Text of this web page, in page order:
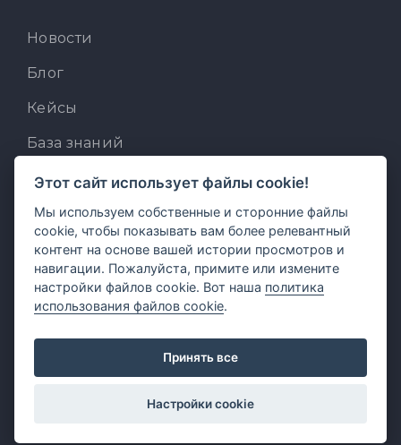
Новости
Блог
Кейсы
База знаний
Для разработчиков
Встроенный AI-ассистент
MCP для AI-клиентов
Отзывы и предложения
Этот сайт использует файлы cookie!
Мы используем собственные и сторонние файлы
cookie, чтобы показывать вам более релевантный
контент на основе вашей истории просмотров и
навигации. Пожалуйста, примите или измените
настройки файлов cookie. Вот наша политика
использования файлов cookie.
Принять все
Настройки cookie